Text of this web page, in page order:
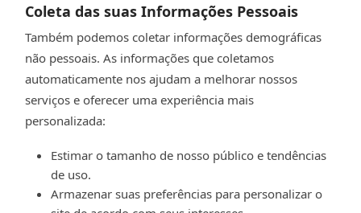
Coleta das suas Informações Pessoais
Também podemos coletar informações demográficas
não pessoais. As informações que coletamos
automaticamente nos ajudam a melhorar nossos
serviços e oferecer uma experiência mais
personalizada:
Estimar o tamanho de nosso público e tendências
de uso.
Armazenar suas preferências para personalizar o